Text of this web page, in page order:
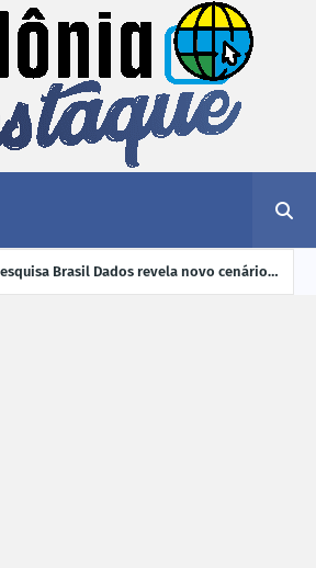
Brasil Dados revela novo cenário